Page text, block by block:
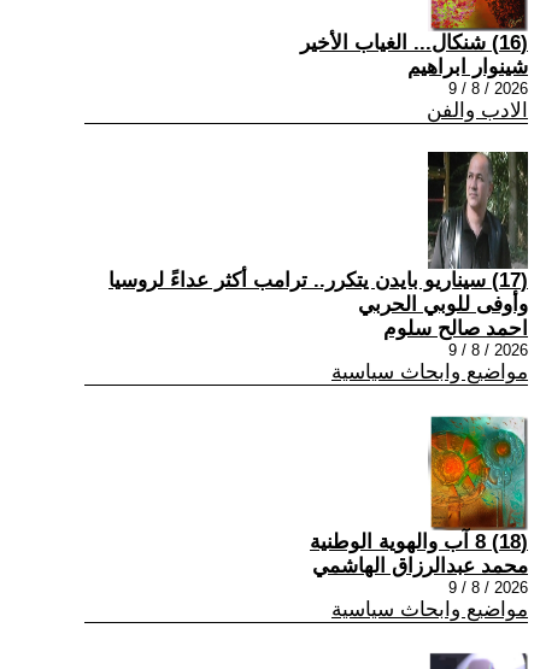
(16) شنكال... الغياب الأخير
شينوار ابراهيم
2026 / 8 / 9
الادب والفن
(17) سيناريو بايدن يتكرر.. ترامب أكثر عداءً لروسيا
وأوفى للوبي الحربي
احمد صالح سلوم
2026 / 8 / 9
مواضيع وابحاث سياسية
(18) 8 آب والهوية الوطنية
محمد عبدالرزاق الهاشمي
2026 / 8 / 9
مواضيع وابحاث سياسية